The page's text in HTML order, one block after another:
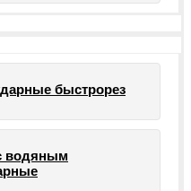
быстрорез
водяным